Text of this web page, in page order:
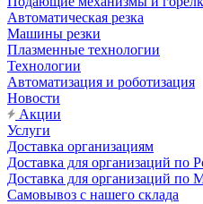
Автоматическая резка
Машины резки
Плазменные технологии
Технологии
Автоматизация и роботизация
Новости
Акции
Услуги
Доставка организациям
Доставка для организаций по
Доставка для организаций по
Самовывоз с нашего склада